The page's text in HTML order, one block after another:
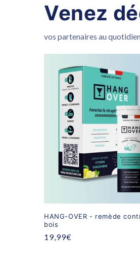
Venez
vos partenaires au
HANG-OVER - remède
bois
Prix
19,99€